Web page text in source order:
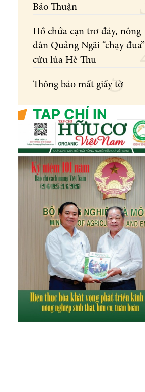
Bảo Thuận
Hồ chứa cạn trơ đáy, nông
dân Quảng Ngãi “chạy đua”
cứu lúa Hè Thu
Thông báo mất giấy tờ
TẠP CHÍ IN